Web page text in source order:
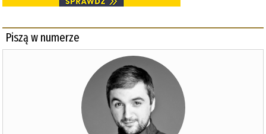
Piszą w numerze